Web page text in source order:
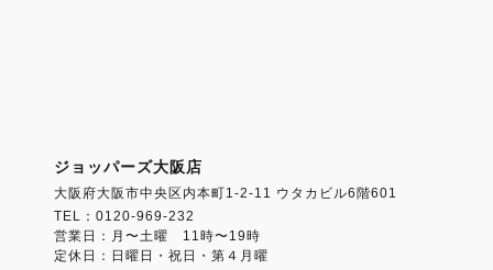
ジョッパーズ大阪店
大阪府大阪市中央区内本町1-2-11 ウタカビル6階601
TEL：0120-969-232
営業日：月〜土曜 11時〜19時
定休日：日曜日・祝日・第４月曜